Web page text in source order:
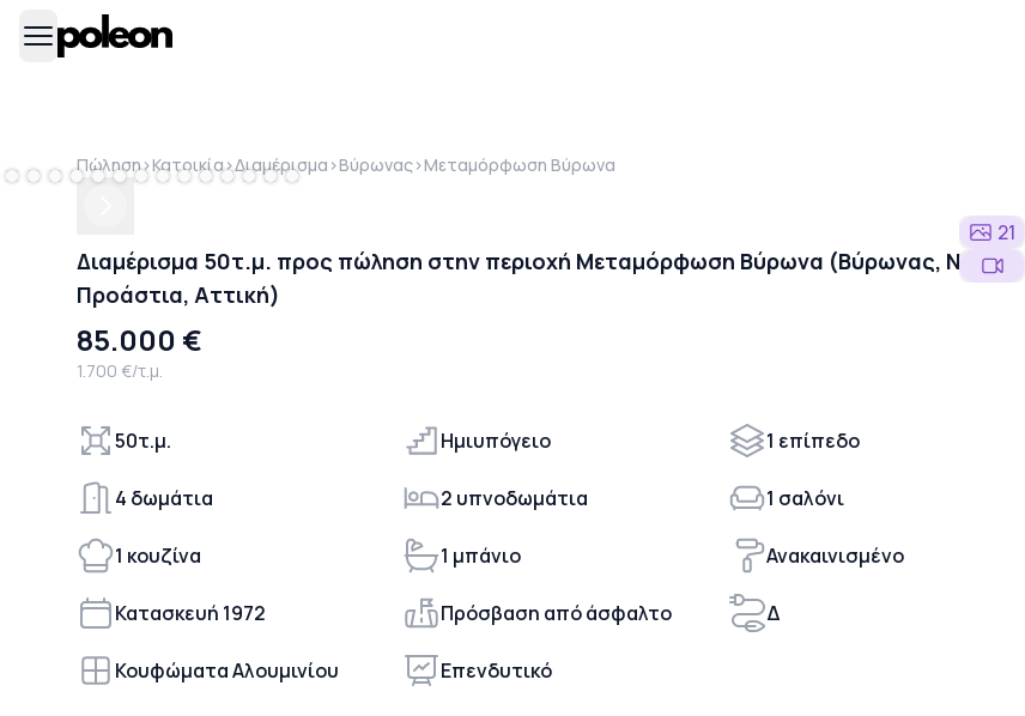
Πώληση>Κατοικία>Διαμέρισμα >Βύρωνας>Μεταμόρφωση Βύρωνα
21
Διαμέρισμα 50τ.μ. προς πώληση στην περιοχή Μεταμόρφωση Βύρωνα (Βύρωνας, Νότια
Προάστια, Αττική)
85.000 €
1.700 €/τ.μ.
50τ.μ. Ημιυπόγειο 1 επίπεδο
4 δωμάτια 2 υπνοδωμάτια 1 σαλόνι
1 κουζίνα 1 μπάνιο Ανακαινισμένο
Κατασκευή 1972 Πρόσβαση από άσφαλτο Δ
Κουφώματα Αλουμινίου Επενδυτικό